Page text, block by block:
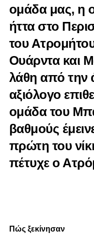
ομάδα μας, η
ήττα στο
του
Ουάρντα και
λάθη από την
αξιόλογο
ομάδα του
βαθμούς
πρώτη του
πέτυχε ο
Πώς ξεκίνησαν